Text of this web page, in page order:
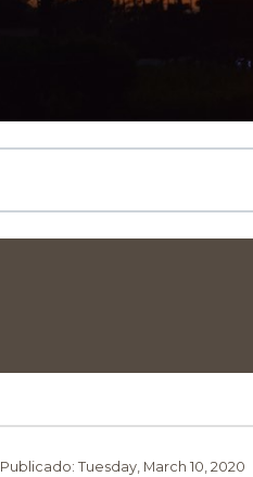
Publicado: Tuesday, March 10, 2020